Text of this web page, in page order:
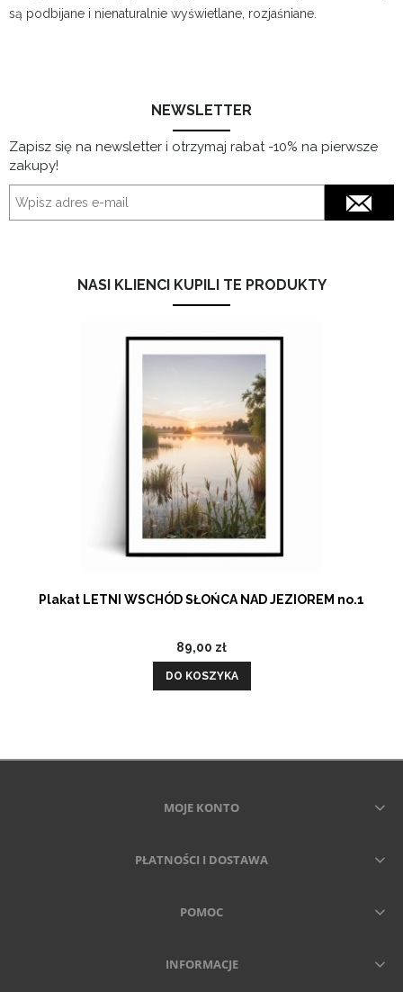
są podbijane i nienaturalnie wyświetlane, rozjaśniane.
NEWSLETTER
Zapisz się na newsletter i otrzymaj rabat -10% na pierwsze
zakupy!
NASI KLIENCI KUPILI TE PRODUKTY
Plakat LETNI WSCHÓD SŁOŃCA NAD JEZIOREM no.1
89,00 zł
DO KOSZYKA
MOJE KONTO
PŁATNOŚCI I DOSTAWA
POMOC
INFORMACJE